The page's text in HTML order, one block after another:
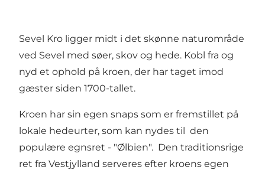
Sevel Kro ligger midt i det skønne naturområde
ved Sevel med søer, skov og hede. Kobl fra og
nyd et ophold på kroen, der har taget imod
gæster siden 1700-tallet.
Kroen har sin egen snaps som er fremstillet på
lokale hedeurter, som kan nydes til den
populære egnsret - "Ølbien". Den traditionsrige
ret fra Vestjylland serveres efter kroens egen